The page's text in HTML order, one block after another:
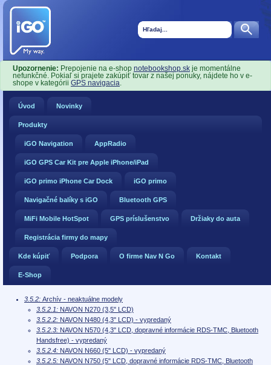
Upozornenie: Prepojenie na e-shop notebookshop.sk je momentálne
nefunkčné. Pokiaľ si prajete zakúpiť tovar z našej ponuky, nájdete ho v e-
shope v kategórii GPS navigacia.
Úvod Novinky
Produkty
iGO Navigation AppRadio
iGO GPS Car Kit pre Apple iPhone/iPad
iGO primo iPhone Car Dock iGO primo
Navigačné balíky s iGO Bluetooth GPS
MiFi Mobile HotSpot GPS príslušenstvo Držiaky do auta
Registrácia firmy do mapy
Kde kúpiť Podpora O firme Nav N Go Kontakt
E-Shop
3.5.2: Archív - neaktuálne modely
3.5.2.1: NAVON N270 (3,5" LCD)
3.5.2.2: NAVON N480 (4,3" LCD) - vypredaný
3.5.2.3: NAVON N570 (4,3" LCD, dopravné informácie RDS-TMC, Bluetooth
Handsfree) - vypredaný
3.5.2.4: NAVON N660 (5" LCD) - vypredaný
3.5.2.5: NAVON N750 (5" LCD, dopravné informácie RDS-TMC, Bluetooth